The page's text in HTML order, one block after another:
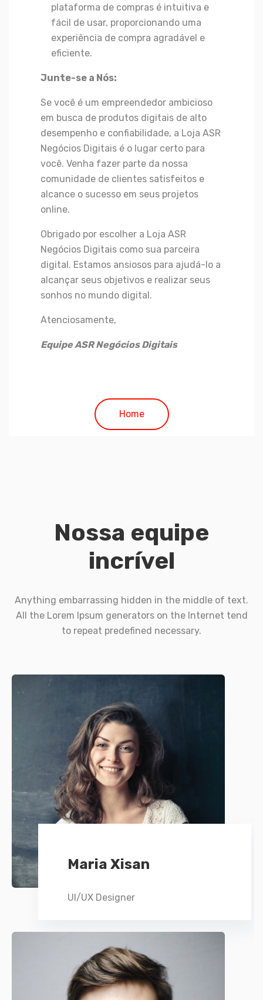
plataforma de compras é intuitiva e
fácil de usar, proporcionando uma
experiência de compra agradável e
eficiente.
Junte-se a Nós:
Se você é um empreendedor ambicioso
em busca de produtos digitais de alto
desempenho e confiabilidade, a Loja ASR
Negócios Digitais é o lugar certo para
você. Venha fazer parte da nossa
comunidade de clientes satisfeitos e
alcance o sucesso em seus projetos
online.
Obrigado por escolher a Loja ASR
Negócios Digitais como sua parceira
digital. Estamos ansiosos para ajudá-lo a
alcançar seus objetivos e realizar seus
sonhos no mundo digital.
Atenciosamente,
Equipe ASR Negócios Digitais
Home
Nossa equipe
incrível
Anything embarrassing hidden in the middle of text.
All the Lorem Ipsum generators on the Internet tend
to repeat predefined necessary.
Maria Xisan
UI/UX Designer